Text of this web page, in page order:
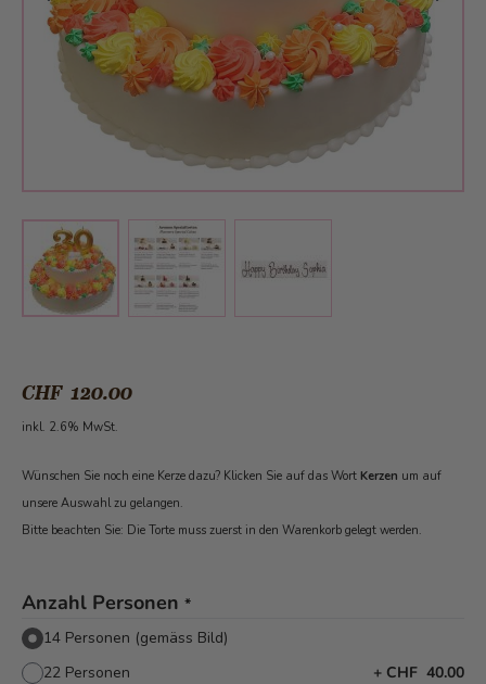
View larger imageView larger image
CHF 120.00
inkl. 2.6% MwSt.
Wünschen Sie noch eine Kerze dazu? Klicken Sie auf das Wort Kerzen um auf
unsere Auswahl zu gelangen.
Bitte beachten Sie: Die Torte muss zuerst in den Warenkorb gelegt werden.
Anzahl Personen *
14 Personen (gemäss Bild)
22 Personen
+ CHF 40.00